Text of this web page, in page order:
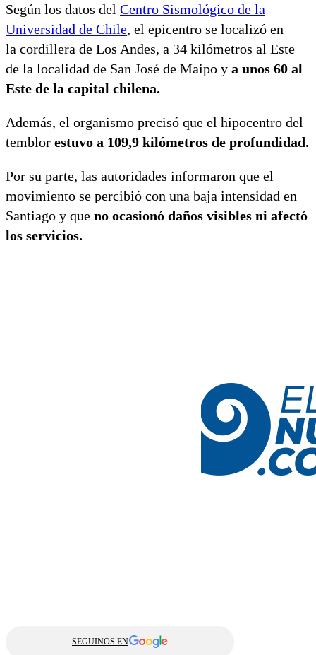
Según los datos del Centro Sismológico de la
Universidad de Chile, el epicentro se localizó en
la cordillera de Los Andes, a 34 kilómetros al Este
de la localidad de San José de Maipo y a unos 60 al
Este de la capital chilena.
Además, el organismo precisó que el hipocentro del
temblor estuvo a 109,9 kilómetros de profundidad.
Por su parte, las autoridades informaron que el
movimiento se percibió con una baja intensidad en
Santiago y que no ocasionó daños visibles ni afectó
los servicios.
SEGUINOS EN